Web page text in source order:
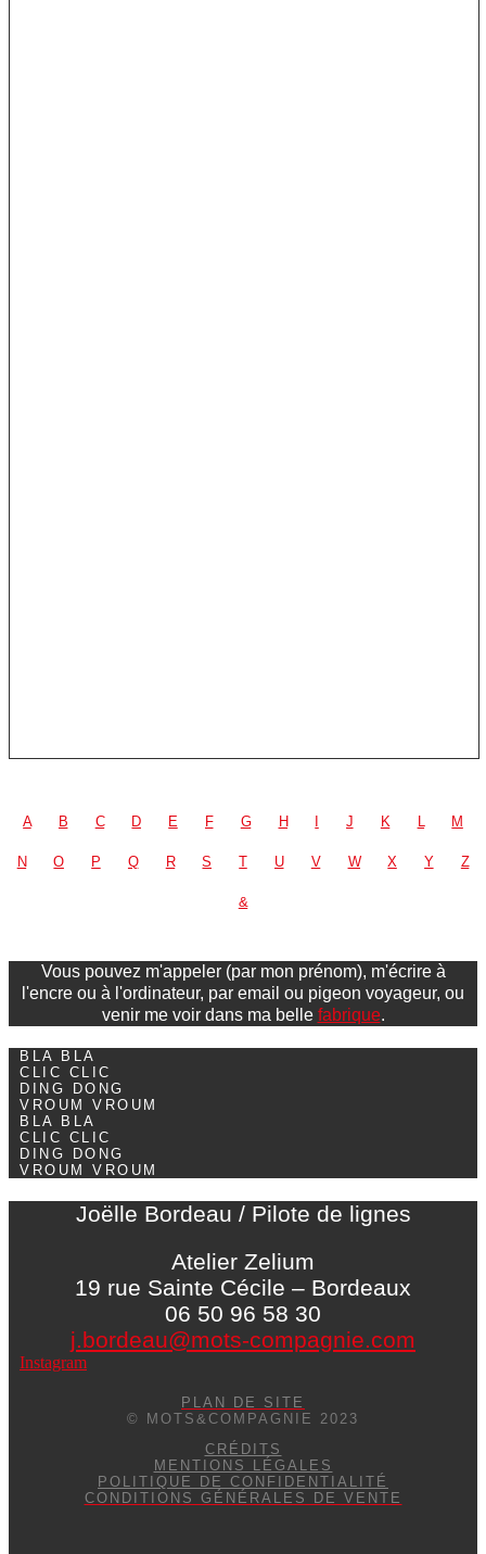
A B C D E F G H J K M
N O P Q R S T U V W X Y Z
&
Vous pouvez m'appeler (par mon prénom), m'écrire à
l'encre ou à l'ordinateur, par email ou pigeon voyageur, ou
venir me voir dans ma belle fabrique.
BLA BLA
CLIC CLIC
DING DONG
VROUM VROUM
BLA BLA
CLIC CLIC
DING DONG
VROUM VROUM
Joëlle Bordeau / Pilote de lignes
Atelier Zelium
19 rue Sainte Cécile – Bordeaux
06 50 96 58 30
j.bordeau@mots-compagnie.com
Instagram
PLAN DE SITE
© MOTS&COMPAGNIE 2023
CRÉDITS
MENTIONS LÉGALES
POLITIQUE DE CONFIDENTIALITÉ
CONDITIONS GÉNÉRALES DE VENTE